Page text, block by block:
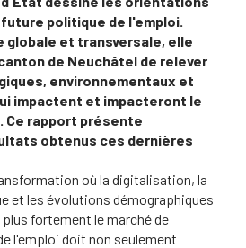
politique de l'emploi.
globale et transversale, elle
de Neuchâtel de relever
environnementaux et
impactent et impacteront le
Ce rapport présente
obtenus ces dernières
où la digitalisation, la
et les évolutions démographiques
fortement le marché de
l'emploi doit non seulement